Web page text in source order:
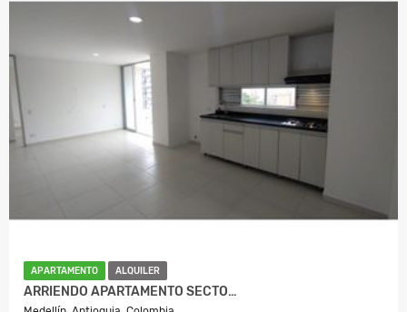
APARTAMENTO ALQUILER
ARRIENDO APARTAMENTO SECTO…